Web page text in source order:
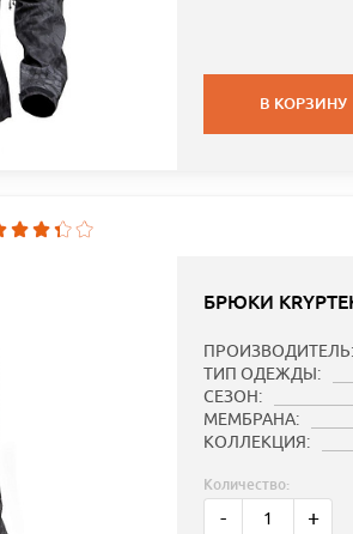
В КОРЗИНУ
БРЮКИ
ПРОИЗВОДИТЕЛЬ:
ТИП ОДЕЖДЫ:
СЕЗОН:
МЕМБРАНА:
КОЛЛЕКЦИЯ:
Количество:
- +